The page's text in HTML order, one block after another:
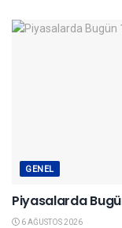
GENEL
Piyasalarda
6 AĞUSTOS 2026